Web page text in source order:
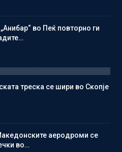
во Пеќ повторно ги
треска се шири во Скопје
аеродроми се
во…